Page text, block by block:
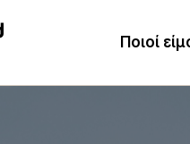
Ποιοί